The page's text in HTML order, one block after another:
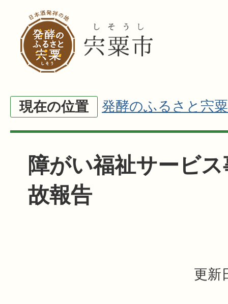
現在の位置 発酵のふるさと宍粟
障がい福祉サービ
故報告
更新